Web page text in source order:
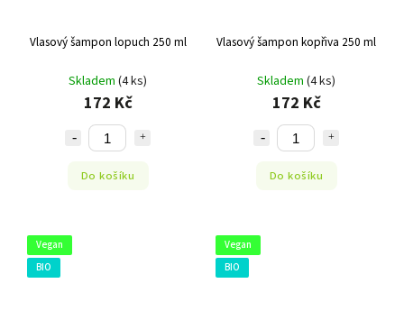
Vlasový šampon lopuch 250 ml
Skladem (4 ks)
172 Kč
Do košíku
Vlasový šampon kopřiva 250 ml
Skladem (4 ks)
172 Kč
Do košíku
Vegan
BIO
Vegan
BIO